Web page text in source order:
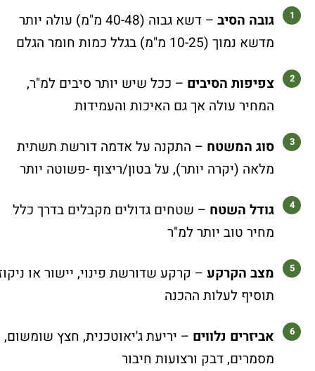
גובה הסיב
– דשא גבוה (40-48 מ"מ) עולה יותר
מדשא נמוך (10-25 מ"מ) בגלל כמות חומר הגלם
צפיפות הסיבים – ככל שיש יותר סיבים למ"ר,
המחיר עולה אך גם האיכות והעמידות
סוג המשטח – התקנה על אדמה דורשת תשתית
מלאה (יקרה יותר), על בטון/ריצוף -פשוטה יותר
גודל השטח – שטחים גדולים מקבלים בדרך כלל
מחיר טוב יותר למ"ר
מצב הקרקע – קרקע שדורשת פינוי, יישור או
תוסיף לעלות ההכנה
אביזרים נלווים – יריעת ג'יאוטכנית, חצץ שומשום,
מסמרים, דבק ורצועות חיבור